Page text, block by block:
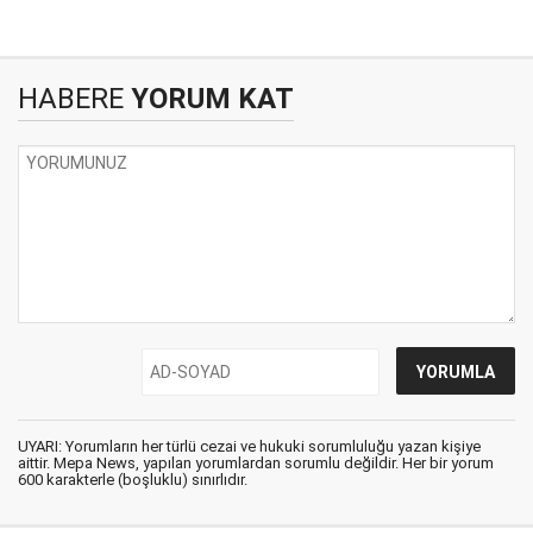
HABERE YORUM KAT
UYARI: Yorumların her türlü cezai ve hukuki sorumluluğu yazan kişiye
aittir. Mepa News, yapılan yorumlardan sorumlu değildir. Her bir yorum
600 karakterle (boşluklu) sınırlıdır.